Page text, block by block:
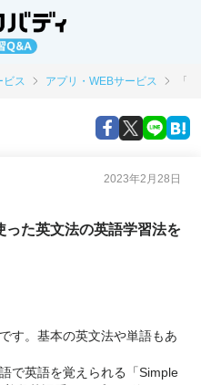
ビス アプリ・WEBサービス 「
2023年2月28日
った英文法の英語学習法を
す。基本の英文法や単語もあ
で英語を覚えられる「Simple